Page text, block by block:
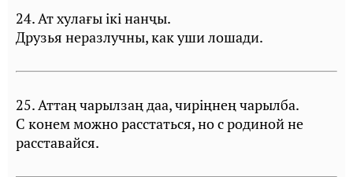
24. Ат хулағы iкi нанҷы.
Друзья неразлучны, как уши лошади.
25. Аттаң чарылзаң даа, чирiңнең чарылба.
С конем можно расстаться, но с родиной не
расставайся.